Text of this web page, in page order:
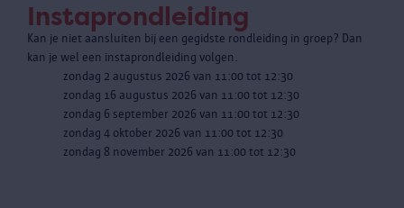
Instaprondleiding
Kan je niet aansluiten bij een gegidste rondleiding in groep? Dan
kan je wel een instaprondleiding volgen.
zondag 2 augustus 2026 van 11:00 tot 12:30
zondag 16 augustus 2026 van 11:00 tot 12:30
zondag 6 september 2026 van 11:00 tot 12:30
zondag 4 oktober 2026 van 11:00 tot 12:30
zondag 8 november 2026 van 11:00 tot 12:30